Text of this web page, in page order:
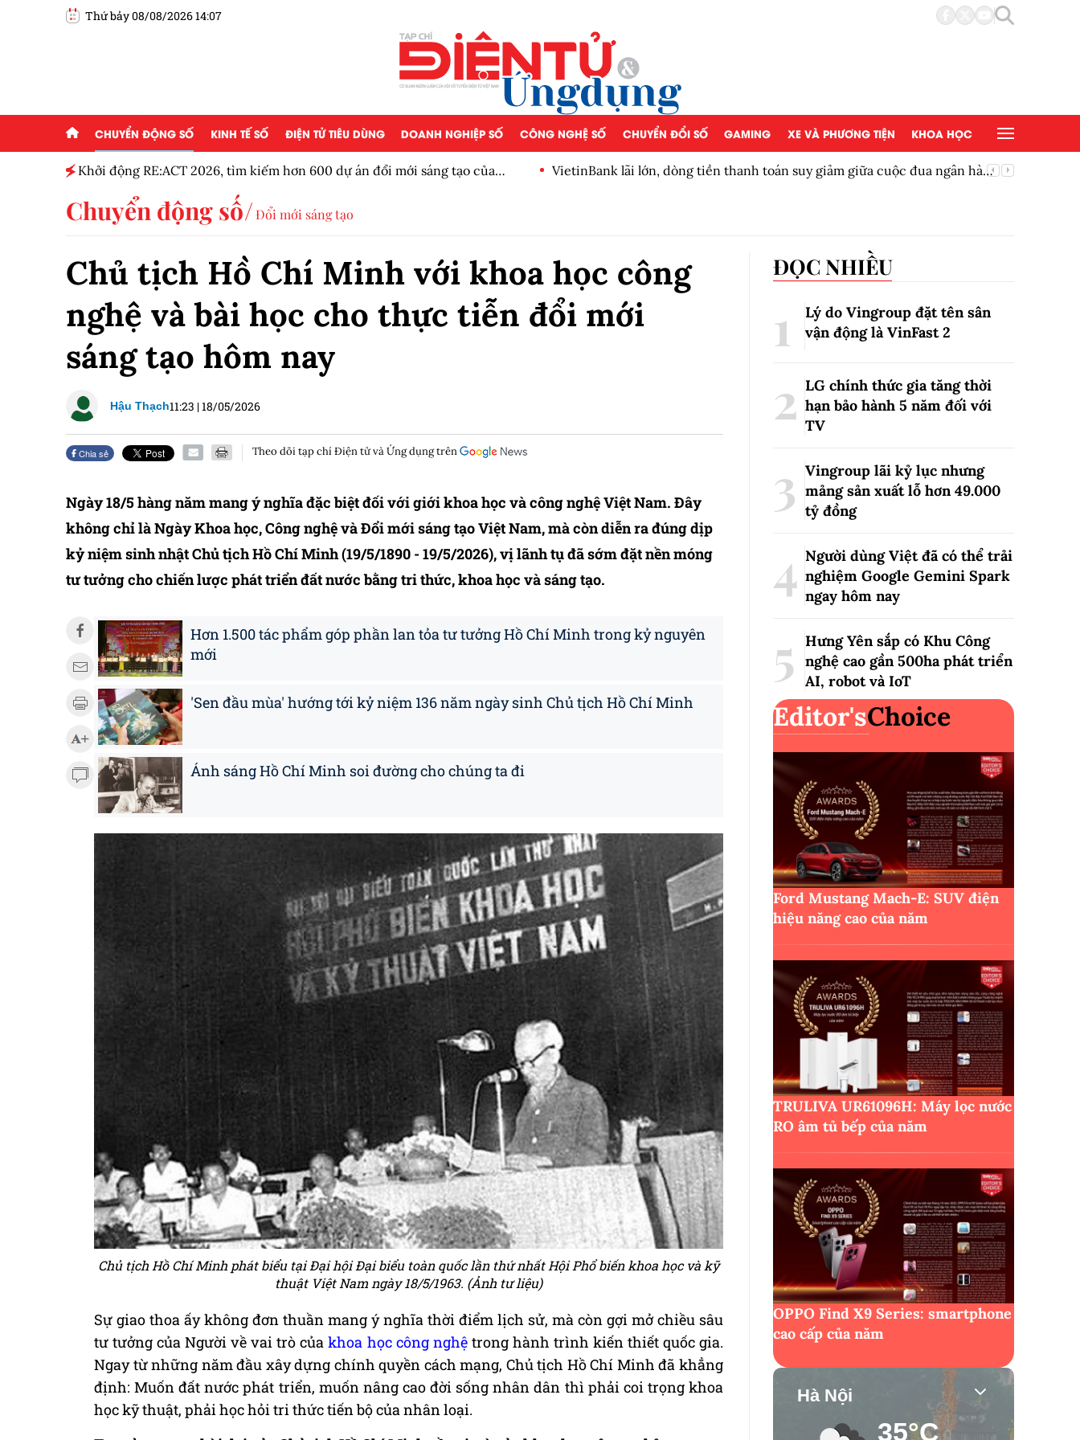
Thứ bảy 08/08/2026 14:07
CHUYỂN ĐỘNG SỐ KINH TẾ SỐ ĐIỆN TỬ TIÊU DÙNG DOANH NGHIỆP SỐ CÔNG NGHỆ SỐ CHUYỂN ĐỔI SỐ GAMING XE VÀ PHƯƠNG TIỆN KHOA HỌC
Khởi động RE:ACT 2026, tìm kiếm hơn 600 dự án đổi mới sáng tạo của
VietinBank lãi lớn, dòng tiền thanh toán suy giảm giữa cuộc đua ngân hàng
Chuyển động số Đổi mới sáng tạo
Chủ tịch Hồ Chí Minh với khoa học công
nghệ và bài học cho thực tiễn đổi mới
sáng tạo hôm nay
Hậu Thạch11:23 |18/05/2026
Chia sẻ Theo dõi tạp chí Điện tử và Ứng dụng trên
Ngày 18/5 hàng năm mang ý nghĩa đặc biệt đối với giới khoa học và công nghệ Việt Nam. Đây
không chỉ là Ngày Khoa học, Công nghệ và Đổi mới sáng tạo Việt Nam, mà còn diễn ra đúng dịp
kỷ niệm sinh nhật Chủ tịch Hồ Chí Minh (19/5/1890 - 19/5/2026), vị lãnh tụ đã sớm đặt nền móng
tư tưởng cho chiến lược phát triển đất nước bằng tri thức, khoa học và sáng tạo.
Hơn 1.500 tác phẩm góp phần lan tỏa tư tưởng Hồ Chí Minh trong kỷ nguyên
mới
'Sen đầu mùa' hướng tới kỷ niệm 136 năm ngày sinh Chủ tịch Hồ Chí Minh
Ánh sáng Hồ Chí Minh soi đường cho chúng ta đi
Chủ tịch Hồ Chí Minh phát biểu tại Đại hội Đại biểu toàn quốc lần thứ nhất Hội Phổ biến khoa học và kỹ
thuật Việt Nam ngày 18/5/1963. (Ảnh tư liệu)
Sự giao thoa ấy không đơn thuần mang ý nghĩa thời điểm lịch sử, mà còn gợi mở chiều sâu
tư tưởng của Người về vai trò củakhoa học công nghệtrong hành trình kiến thiết quốc gia.
Ngay từ những năm đầu xây dựng chính quyền cách mạng, Chủ tịch Hồ Chí Minh đã khẳng
định: Muốn đất nước phát triển, muốn nâng cao đời sống nhân dân thì phải coi trọng khoa
học kỹ thuật, phải học hỏi tri thức tiến bộ của nhân loại.
ĐỌC NHIỀU
Lý do Vingroup đặt tên sân
vận động là VinFast2
LG chính thức gia tăng thời
hạn bảo hành 5 năm đối với
TV
Vingroup lãi kỷ lục nhưng
mảng sản xuất lỗ hơn 49.000
tỷ đồng
Người dùng Việt đã có thể trải
nghiệm Google Gemini Spark
ngay hôm nay
Hưng Yên sắp có Khu Công
nghệ cao gần 500ha phát triển
AI, robot và IoT
Editor'sChoice
Ford Mustang Mach-E: SUV điện
hiệu năng cao của năm
TRULIVA UR61096H: Máy lọc nước
RO âm tủ bếp của năm
OPPO Find X9 Series: smartphone
cao cấp của năm
Hà Nội
35°C